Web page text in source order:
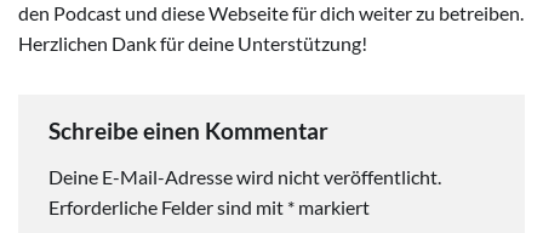
den Podcast und diese Webseite für dich weiter zu betreiben.
Herzlichen Dank für deine Unterstützung!
Schreibe einen Kommentar
Deine E-Mail-Adresse wird nicht veröffentlicht.
Erforderliche Felder sind mit * markiert